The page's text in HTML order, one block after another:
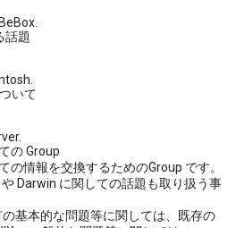
話題
いて
の Group
の情報を交換するためのGroup です。
Darwin に関しての話題も取り扱う事
基本的な問題等に関しては、既存の